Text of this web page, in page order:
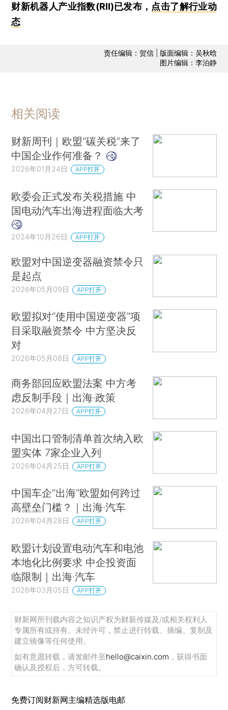
财新机器人产业指数(RII)已发布， 点击了解行业动
态
责任编辑：贺信 | 版面编辑：吴秋晗
图片编辑：李泊静
相关阅读
财新周刊｜欧盟“碳关税”来了
中国企业作何准备？
2026年01月24日 APP打开
欧委会正式发布关税措施 中
国电动汽车出海进程面临大考
2024年10月26日 APP打开
欧盟对中国逆变器融资禁令只
是起点
2026年05月09日 APP打开
欧盟拟对“使用中国逆变器”项
目采取融资禁令 中方坚决反
对
2026年05月08日 APP打开
商务部回应欧盟法案 中方考
虑反制手段｜出海·政策
2026年04月27日 APP打开
中国出口管制清单首次纳入欧
盟实体 7家企业入列
2026年04月25日 APP打开
中国车企“出海”欧盟如何跨过
高壁垒门槛？｜出海·汽车
2026年04月28日 APP打开
欧盟计划设置电动汽车和电池
本地化比例要求 中企投资面
临限制｜出海·汽车
2026年03月05日 APP打开
财新网所刊载内容之知识产权为财新传媒及/或相关权利人
专属所有或持有。未经许可，禁止进行转载、摘编、复制及
建立镜像等任何使用。
如有意愿转载，请发邮件至hello@caixin.com ，获得书面
确认及授权后，方可转载。
免费订阅财新网主编精选版电邮